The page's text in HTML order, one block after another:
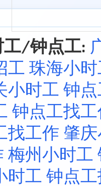
工/钟点工:
工 珠海小
小时工 钟
钟点工找
找工作 肇
梅州小时工
时工 钟点